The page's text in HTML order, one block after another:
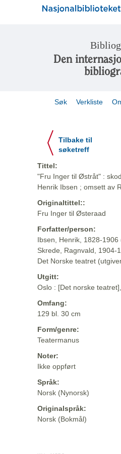
Den
Søk Verkliste
Tilbake til
søketreff
Tittel:
"Fru Inger til Østråt" :
Henrik Ibsen ; omsett av
Originaltittel::
Fru Inger til Østeraad
Forfatter/person:
Ibsen, Henrik, 1828-1906
Skrede, Ragnvald, 1904-
Det Norske teatret
Utgitt:
Oslo : [Det norske
Omfang:
129 bl. 30 cm
Form/genre:
Teatermanus
Noter:
Ikke oppført
Språk:
Norsk (Nynorsk)
Originalspråk:
Norsk (Bokmål)